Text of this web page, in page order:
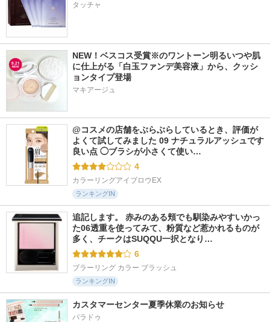
タッチャ
NEW！ベスコス受賞※のワントーン明るいつや肌
に仕上がる「白玉ファンデ美容液」から、クッシ
ョンタイプ登場
マキアージュ
@コスメの店舗をぶらぶらしているとき、評価が
よくて試してみました 09 ナチュラルアッシュです
良い点 ◯ブラシが小さくて使い…
4
カラーリングアイブロウEX
ランキングIN
追記します。 赤みのある頬でも馴染みやすいかっ
た06透重を使ってみて、粉質など惹かれるものが
多く、チークはSUQQU一択となり…
6
ブラーリング カラー ブラッシュ
ランキングIN
カスタマーセンター夏季休業のお知らせ
パラドゥ